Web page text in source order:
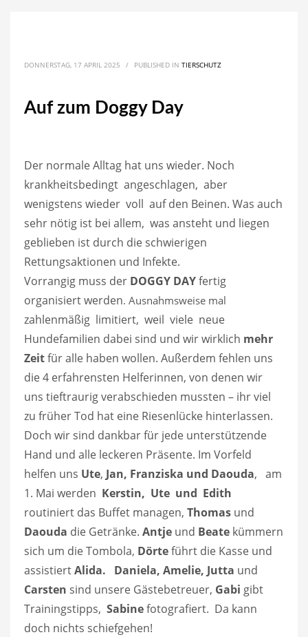
DONNERSTAG, 17 APRIL 2025 / PUBLISHED IN TIERSCHUTZ
Auf zum Doggy Day
Der normale Alltag hat uns wieder. Noch
krankheitsbedingt angeschlagen, aber
wenigstens wieder voll auf den Beinen. Was auch
sehr nötig ist bei allem, was ansteht und liegen
geblieben ist durch die schwierigen
Rettungsaktionen und Infekte.
Vorrangig muss der DOGGY DAYfertig
organisiert werden. Ausnahmsweise mal
zahlenmäßig limitiert, weil viele neue
Hundefamilien dabei sind und wir wirklich mehr
Zeitfür alle haben wollen. Außerdem fehlen uns
die 4 erfahrensten Helferinnen, von denen wir
uns tieftraurig verabschieden mussten – ihr viel
zu früher Tod hat eine Riesenlücke hinterlassen.
Doch wir sind dankbar für jede unterstützende
Hand und alle leckeren Präsente. Im Vorfeld
helfen uns Ute, Jan, Franziska und Daouda, am
1. Mai werden Kerstin, Ute und Edith
routiniert das Buffet managen, Thomas und
Daouda die Getränke. Antje und Beate kümmern
sich um die Tombola, Dörteführt die Kasse und
assistiertAlida. Daniela, Amelie, Jutta und
Carsten sind unsere Gästebetreuer, Gabi gibt
Trainingstipps, Sabinefotografiert. Da kann
doch nichts schiefgehen!